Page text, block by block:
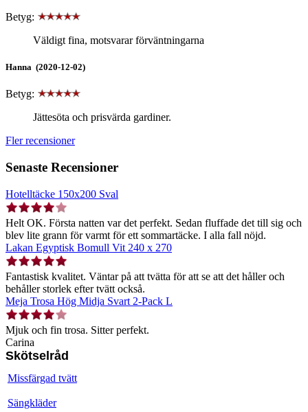
Betyg:
Väldigt fina, motsvarar förväntningarna
Hanna (2020-12-02)
Betyg:
Jättesöta och prisvärda gardiner.
Fler recensioner
Senaste Recensioner
Hotelltäcke 150x200 Sval
Helt OK. Första natten var det perfekt. Sedan fluffade det till sig och
blev lite grann för varmt för ett sommartäcke. I alla fall nöjd.
Lakan Egyptisk Bomull Vit 240 x 270
Fantastisk kvalitet. Väntar på att tvätta för att se att det håller och
behåller storlek efter tvätt också.
Meja Trosa Hög Midja Svart 2-Pack L
Mjuk och fin trosa. Sitter perfekt.
Carina
Skötselråd
Missfärgad tvätt
Sängkläder